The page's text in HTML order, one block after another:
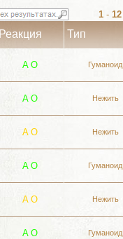
1 - 12
Реакция Тип
A О Гуманоид
A О Нежить
A О Нежить
A О Гуманоид
A О Нежить
A О Гуманоид